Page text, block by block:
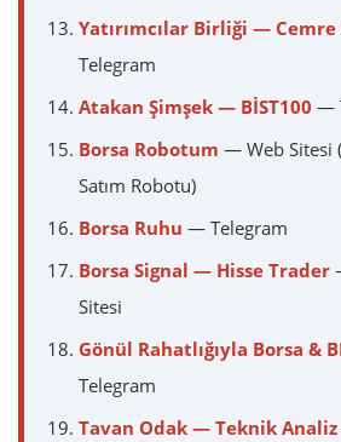
Yatırımcılar Birliği — Cemre
Telegram
Atakan Şimşek — BİST100 —
Borsa Robotum — Web Sitesi
Satım Robotu)
Borsa Ruhu — Telegram
Borsa Signal — Hisse Trader
Sitesi
Gönül Rahatlığıyla Borsa &
Telegram
Tavan Odak — Teknik Analiz